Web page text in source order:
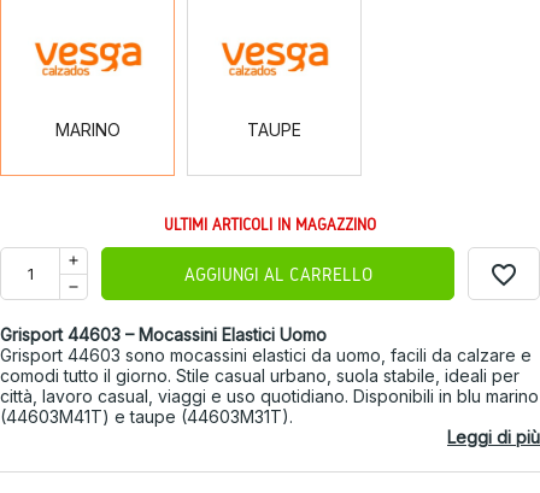
MARINO TAUPE
ULTIMI ARTICOLI IN MAGAZZINO
AGGIUNGI AL CARRELLO favorite_border
Grisport 44603 – Mocassini Elastici Uomo
Grisport 44603 sono mocassini elastici da uomo, facili da calzare e
comodi tutto il giorno. Stile casual urbano, suola stabile, ideali per
città, lavoro casual, viaggi e uso quotidiano. Disponibili in blu marino
(44603M41T) e taupe (44603M31T).
Leggi di più